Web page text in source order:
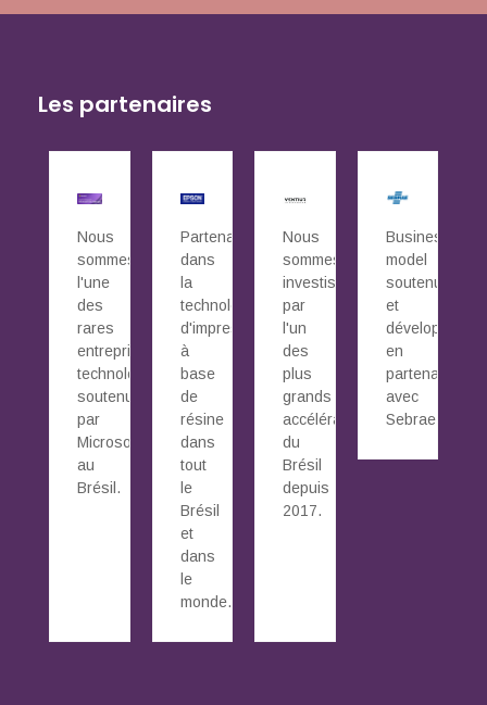
Les partenaires
Nous
sommes
l'une
des
rares
entreprises
technologiques
soutenues
par
Microsoft
au
Brésil.
Partenaires
dans
la
technologie
d'impression
à
base
de
résine
dans
tout
le
Brésil
et
dans
le
monde.
Nous
sommes
investis
par
l'un
des
plus
grands
accélérateurs
du
Brésil
depuis
2017.
Business
model
soutenu
et
développé
en
partenariat
avec
Sebrae.